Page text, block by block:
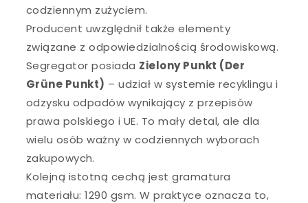
codziennym zużyciem.
Producent uwzględnił także elementy
związane z odpowiedzialnością środowiskową.
Segregator posiada Zielony Punkt (Der
Grüne Punkt) – udział w systemie recyklingu i
odzysku odpadów wynikający z przepisów
prawa polskiego i UE. To mały detal, ale dla
wielu osób ważny w codziennych wyborach
zakupowych.
Kolejną istotną cechą jest gramatura
materiału: 1290 gsm. W praktyce oznacza to,